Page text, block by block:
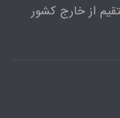
از خارج کشور